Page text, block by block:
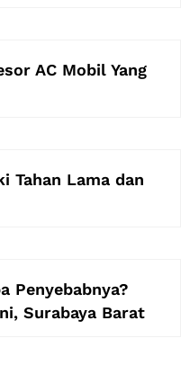
AC Mobil Yang
Tahan Lama dan
Penyebabnya?
Surabaya Barat